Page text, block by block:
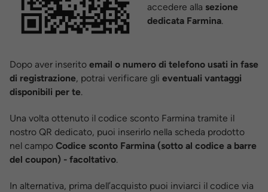
accedere alla sezione
dedicata Farmina.
Dopo aver inserito email o numero di telefono usati in fase
di registrazione, potrai verificare gli eventuali vantaggi
disponibili per te.
Una volta ottenuto il codice sconto Farmina tramite il
nostro QR dedicato, puoi inserirlo nella scheda prodotto
nel campo Codice sconto Farmina (sotto al codice a barre
del coupon) - facoltativo.
In alternativa, prima dell’acquisto puoi inviarci il codice via